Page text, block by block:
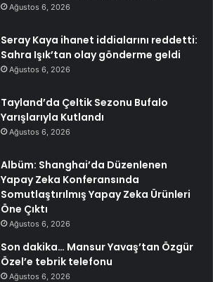
Ağustos 6, 2026
Seray Kaya ihanet iddialarını reddetti:
Sahra Işık’tan olay gönderme geldi
Ağustos 6, 2026
Tayland’da Çeltik Sezonu Bufalo
Yarışlarıyla Kutlandı
Ağustos 6, 2026
Albüm: Shanghai’da Düzenlenen
Yapay Zeka Konferansında
Somutlaştırılmış Yapay Zeka Ürünleri
Öne Çıktı
Ağustos 6, 2026
Son dakika… Mansur Yavaş’tan Özgür
Özel’e tebrik telefonu
Ağustos 6, 2026